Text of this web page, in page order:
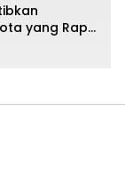
yang Rapi